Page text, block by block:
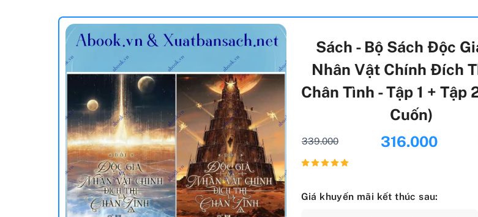
Sách - Bộ Sách Độc
Nhân Vật Chính Đích
Chân Tình - Tập 1 + Tập
Cuốn)
339.000 316.000
Giá khuyến mãi kết thúc sau: